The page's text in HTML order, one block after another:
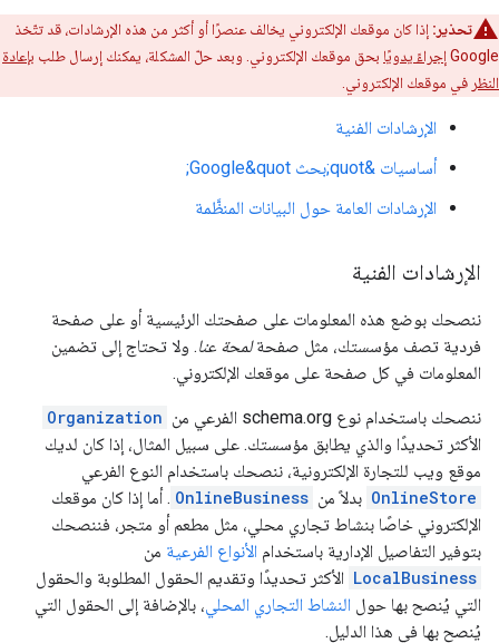
تحذير: إذا كان موقعك الإلكتروني يخالف عنصرًا أو أكثر من هذه الإرشادات، قد تتّخذ
Google إجراءً يدويًا بحق موقعك الإلكتروني. وبعد حلّ المشكلة، يمكنك إرسال طلب بإعادة
النظر في موقعك الإلكتروني.
الإرشادات الفنية
أساسيات &quot;بحث Google&quot;
الإرشادات العامة حول البيانات المنظَّمة
الإرشادات الفنية
ننصحك بوضع هذه المعلومات على صفحتك الرئيسية أو على صفحة
فردية تصف مؤسستك، مثل صفحةلمحة عنا. ولا تحتاج إلى تضمين
المعلومات في كل صفحة على موقعك الإلكتروني.
ننصحك باستخدام نوع schema.org الفرعي من
Organization
الأكثر تحديدًا والذي يطابق مؤسستك. على سبيل المثال، إذا كان لديك
موقع ويب للتجارة الإلكترونية، ننصحك باستخدام النوع الفرعي
OnlineStore بدلاً من OnlineBusiness . أما إذا كان موقعك
الإلكتروني خاصًا بنشاط تجاري محلي، مثل مطعم أو متجر، فننصحك
بتوفير التفاصيل الإدارية باستخدام الأنواع الفرعية من
LocalBusiness الأكثر تحديدًا وتقديم الحقول المطلوبة والحقول
التي يُنصح بها حول النشاط التجاري المحلي، بالإضافة إلى الحقول التي
يُنصح بها في هذا الدليل.